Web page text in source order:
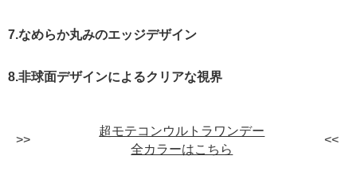
7.なめらか丸みのエッジデザイン
8.非球面デザインによるクリアな視界
超モテコンウルトラワンデー
全カラーはこちら